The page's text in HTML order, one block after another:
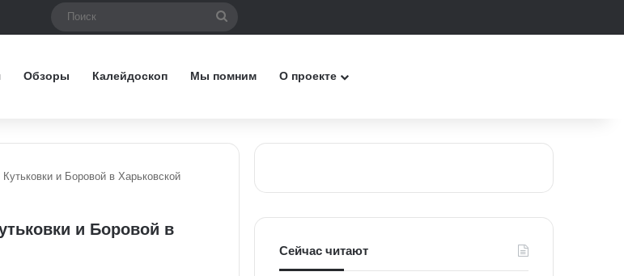
Обзоры Калейдоскоп Мы помним О проекте
и Боровой в Харьковской
и Боровой в
Сейчас читают